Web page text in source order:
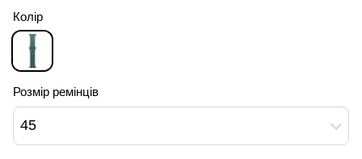
Колір
Розмір ремінців
45